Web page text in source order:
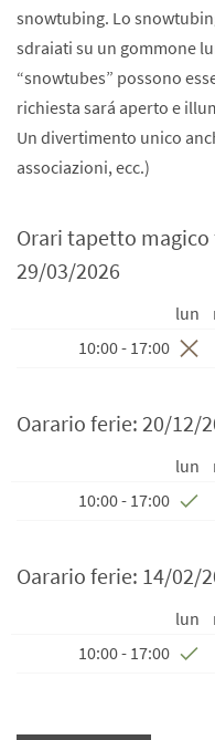
snowtubing. Lo
sdraiati su un gommone
“snowtubes” possono
richiesta sará aperto e
Un divertimento unico
associazioni, ecc.)
Orari tapetto
29/03/2026
lun
10:00 - 17:00
Oarario ferie: 20/12/
lun
10:00 - 17:00
Oarario ferie: 14/02/
lun
10:00 - 17:00